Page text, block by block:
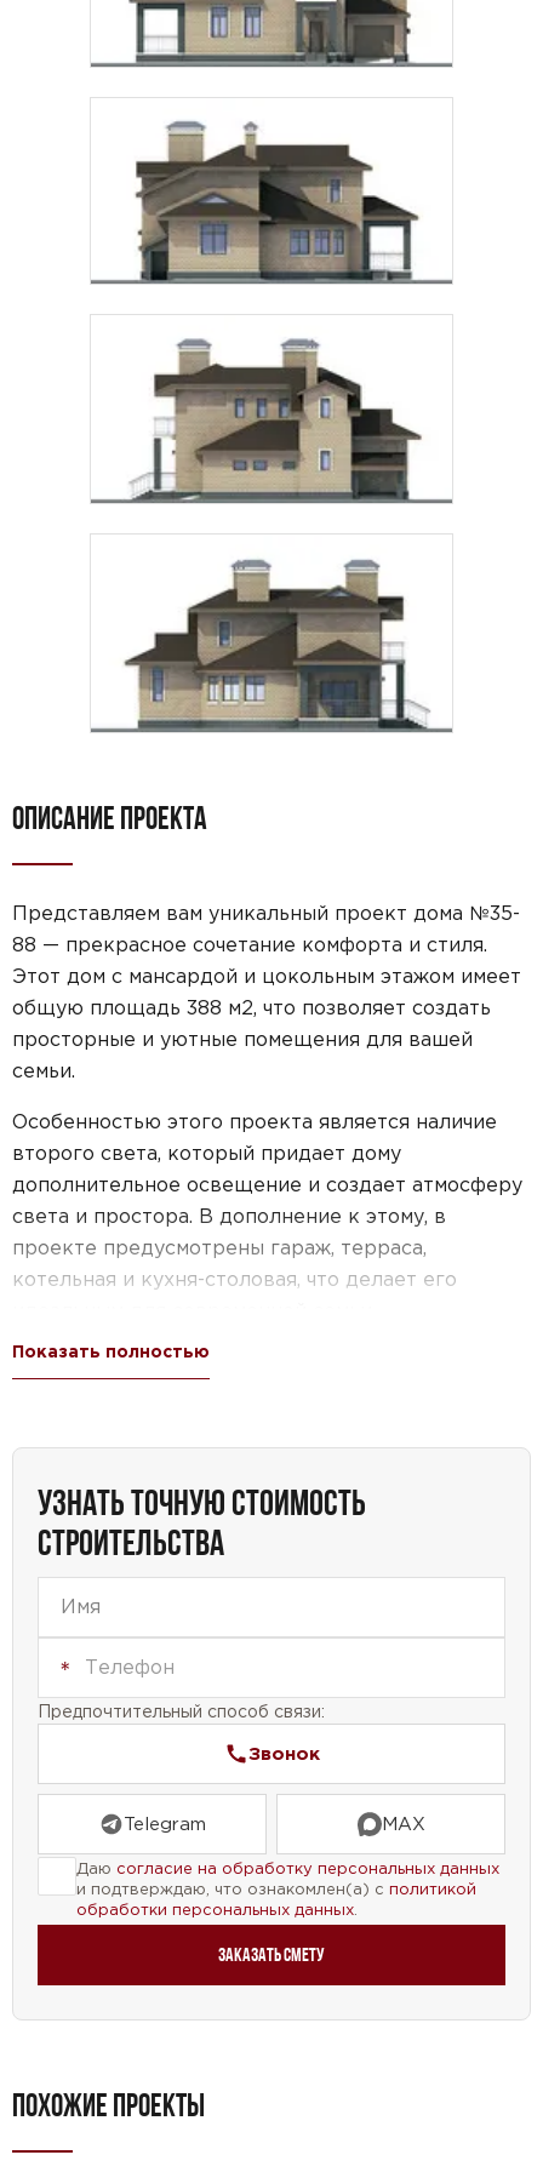
ОПИСАНИЕ ПРОЕКТА
Представляем вам уникальный проект дома №35-
88 — прекрасное сочетание комфорта и стиля.
Этот дом с мансардой и цокольным этажом имеет
общую площадь 388 м2, что позволяет создать
просторные и уютные помещения для вашей
семьи.
Особенностью этого проекта является наличие
второго света, который придает дому
дополнительное освещение и создает атмосферу
света и простора. В дополнение к этому, в
проекте предусмотрены гараж, терраса,
котельная и кухня-столовая, что делает его
Наш проект подходит для различных
гаражом, что позволяет вам использовать
пространство максимально эффективно. Также
этот дом имеет две спальни, что обеспечивает
комфортное проживание для всей семьи.
Важным элементом проекта является наличие
террасы, которая позволяет вам наслаждаться
свежим воздухом и красивыми видами. Гараж и
цокольный этаж обеспечивают удобство и
функциональность, позволяя хранить автомобиль
и использовать пространство для различных нужд.
Мы также предусмотрели наличие мансарды и
второго света, чтобы добавить архитектурный
шарм и уникальность вашему дому.
Наш проект дома с площадью 388 м2 — это
идеальный выбор для тех, кто ищет комфортное и
стильное жилье. Мы уверены, что вы оцените все
преимущества этого проекта и найдете в нем
Показать полностью
УЗНАТЬ ТОЧНУЮ СТОИМОСТЬ
СТРОИТЕЛЬСТВА
Предпочтительный способ связи:
Звонок
Telegram MAX
Даю согласие на обработку персональных данных
и подтверждаю, что ознакомлен(а) с политикой
обработки персональных данных
Заказать смету
ПОХОЖИЕ ПРОЕКТЫ
Предпочтительный способ связи:
Звонок
Telegram
согласие на обработку персональных данных
подтверждаю, что ознакомлен(а) сполитикой
обработки персональных данных
Рассчитать стоимость